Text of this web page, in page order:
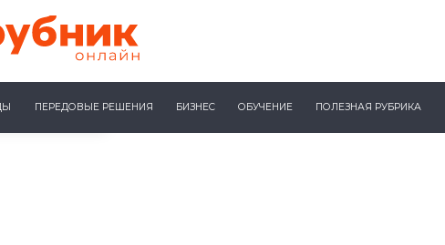
ПЕРЕДОВЫЕ РЕШЕНИЯ БИЗНЕС ОБУЧЕНИЕ ПОЛЕЗНАЯ РУБРИКА